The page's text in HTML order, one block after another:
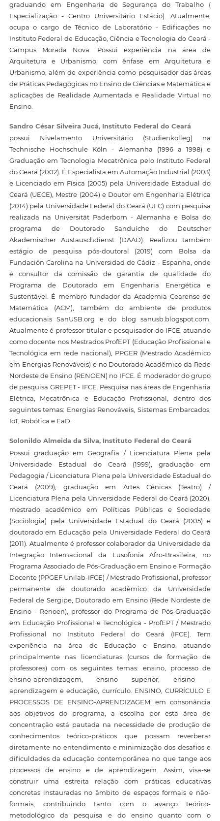
graduando em Engenharia de Segurança do Trabalho (
Especialização - Centro Universitário Estácio). Atualmente,
ocupa o cargo de Técnico de Laboratório - Edificações no
Instituto Federal de Educação, Ciência e Tecnologia do Ceará -
Campus Morada Nova. Possui experiência na área de
Arquitetura e Urbanismo, com ênfase em Arquitetura e
Urbanismo, além de experiência como pesquisador das áreas
de Práticas Pedagógicas no Ensino de Ciências e Matemática e
aplicações de Realidade Aumentada e Realidade Virtual no
Ensino.
Sandro César Silveira Jucá, Instituto Federal do Ceará
possui Nivelamento Universitário (Studienkolleg) na
Technische Hochschule Köln - Alemanha (1996 a 1998) e
Graduação em Tecnologia Mecatrônica pelo Instituto Federal
do Ceará (2002). É Especialista em Automação Industrial (2003)
e Licenciado em Física (2005) pela Universidade Estadual do
Ceará (UECE), Mestre (2004) e Doutor em Engenharia Elétrica
(2014) pela Universidade Federal do Ceará (UFC) com pesquisa
realizada na Universität Paderborn - Alemanha e Bolsa do
programa de Doutorado Sanduíche do Deutscher
Akademischer Austauschdienst (DAAD). Realizou também
estágio de pesquisa pós-doutoral (2019) com Bolsa da
Fundación Carolina na Universidad de Cádiz - Espanha, onde
é consultor da comissão de garantia de qualidade do
Programa de Doutorado em Engenharia Energética e
Sustentável. É membro fundador da Academia Cearense de
Matemática (ACM), também do ambiente de produtos
educacionais SanUSB.org e do blog sanusb.blogspot.com.
Atualmente é professor titular e pesquisador do IFCE, atuando
como docente nos Mestrados ProfEPT (Educação Profissional e
Tecnológica em rede nacional), PPGER (Mestrado Acadêmico
em Energias Renováveis) e no Doutorado Acadêmico da Rede
Nordeste de Ensino (RENOEN) no IFCE. É moderador do grupo
de pesquisa GREPET - IFCE. Pesquisa nas áreas de Engenharia
Elétrica, Mecatrônica e Educação Profissional, dentro dos
seguintes temas: Energias Renováveis, Sistemas Embarcados,
IoT, Robótica e EaD.
Solonildo Almeida da Silva, Instituto Federal do Ceará
Possui graduação em Geografia / Licenciatura Plena pela
Universidade Estadual do Ceará (1999), graduação em
Pedagogia / Licenciatura Plena pela Universidade Estadual do
Ceará (2009), graduação em Artes Cênicas (Teatro) /
Licenciatura Plena pela Universidade Federal do Ceará (2020),
mestrado acadêmico em Políticas Públicas e Sociedade
(Sociologia) pela Universidade Estadual do Ceará (2005) e
doutorado em Educação pela Universidade Federal do Ceará
(2011). Atualmente é professor colaborador da Universidade da
Integração Internacional da Lusofonia Afro-Brasileira, no
Programa Associado de Pós-Graduação em Ensino e Formação
Docente (PPGEF Unilab-IFCE) / Mestrado Profissional, professor
permanente de doutorado acadêmico da Universidade
Federal de Sergipe, Doutorado em Ensino (Rede Nordeste de
Ensino - Renoen), professor do Programa de Pós-Graduação
em Educação Profissional e Tecnológica - ProfEPT / Mestrado
Profissional no Instituto Federal do Ceará (IFCE). Tem
experiência na área de Educação e Ensino, atuando
principalmente nas licenciaturas (cursos de formação de
professores) com os seguintes temas: ensino, processo de
ensino-aprendizagem, ensino superior, ensino -
aprendizagem e educação, currículo. ENSINO, CURRÍCULO E
PROCESSOS DE ENSINO-APRENDIZAGEM: em consonância
aos objetivos do programa, a escolha por esta área de
concentração está pautada na necessidade de produção de
conhecimentos teórico-práticos que possam reverberar
diretamente no entendimento e minimização dos desafios e
dificuldades da educação contemporânea no que tange aos
processos de ensino e de aprendizagem. Assim, visa-se
construir uma estreita relação com práticas educativas
concretas instauradas no âmbito de espaços formais e não-
formais, contribuindo tanto com o avanço teórico-
metodológico da pesquisa e do ensino quanto com o